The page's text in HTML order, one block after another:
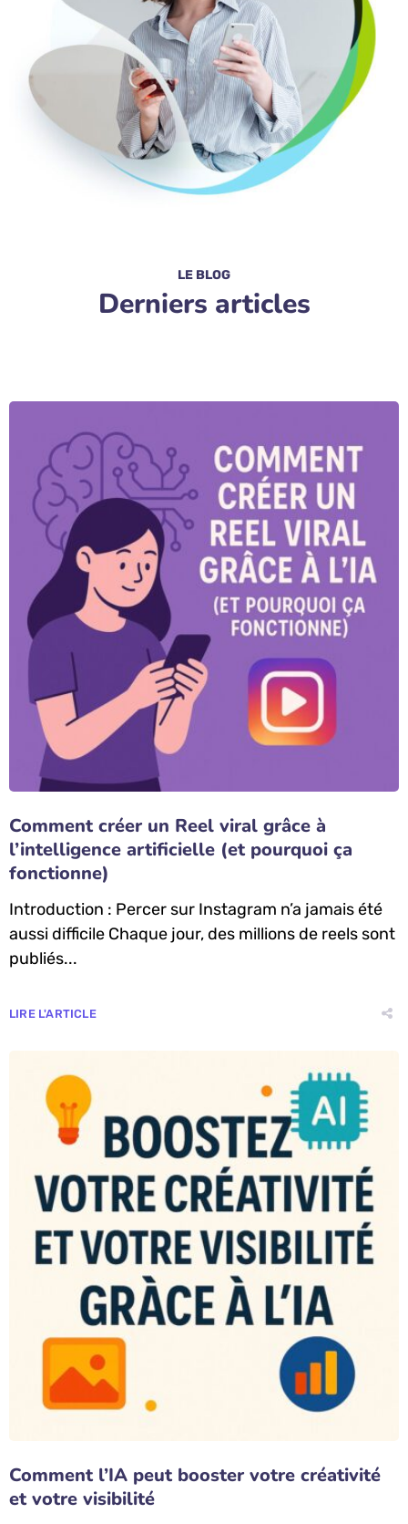
LE BLOG
Derniers articles
Comment créer un Reel viral grâce à
l’intelligence artificielle (et pourquoi ça
fonctionne)
Introduction : Percer sur Instagram n’a jamais été
aussi difficile Chaque jour, des millions de reels sont
publiés...
LIRE L'ARTICLE
Comment l’IA peut booster votre créativité
et votre visibilité